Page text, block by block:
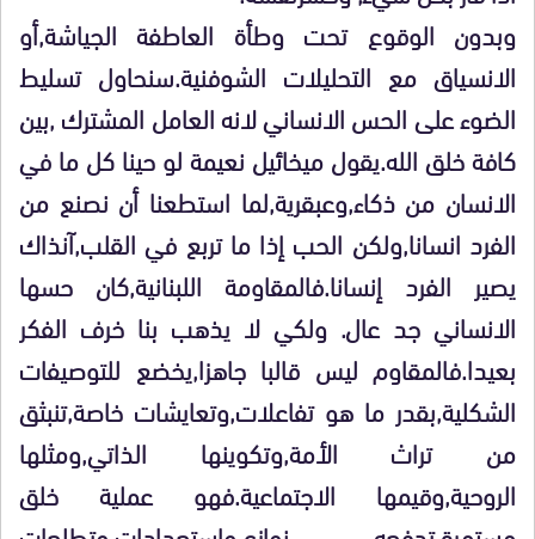
وبدون الوقوع تحت وطأة العاطفة الجياشة,أو
الانسياق مع التحليلات الشوفنية.سنحاول تسليط
الضوء على الحس الانساني لانه العامل المشترك ,بين
كافة خلق الله.يقول ميخائيل نعيمة لو حينا كل ما في
الانسان من ذكاء,وعبقرية,لما استطعنا أن نصنع من
الفرد انسانا,ولكن الحب إذا ما تربع في القلب,آنذاك
يصير الفرد إنسانا.فالمقاومة اللبنانية,كان حسها
الانساني جد عال. ولكي لا يذهب بنا خرف الفكر
بعيدا.فالمقاوم ليس قالبا جاهزا,يخضع للتوصيفات
الشكلية,بقدر ما هو تفاعلات,وتعايشات خاصة,تنبثق
من تراث الأمة,وتكوينها الذاتي,ومثلها
الروحية,وقيمها الاجتماعية.فهو عملية خلق